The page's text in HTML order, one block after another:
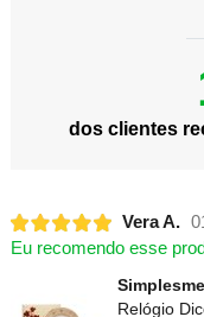
dos clientes
Vera A.
Eu recomendo esse
Relógio